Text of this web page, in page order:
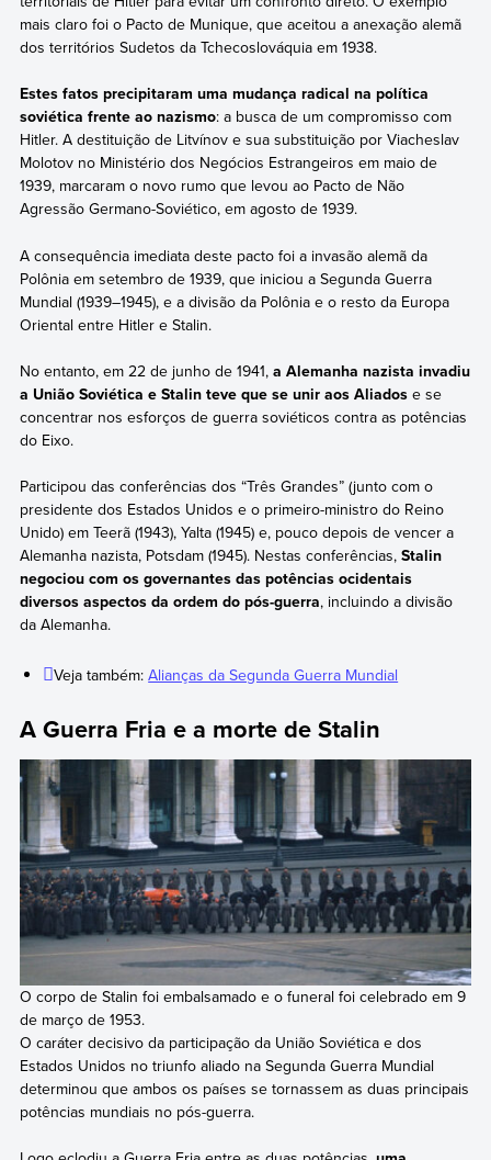
mais claro foi o Pacto de Munique, que aceitou a anexação alemã
dos territórios Sudetos da Tchecoslováquia em 1938.
Estes fatos precipitaram uma mudança radical na política
soviética frente ao nazismo: a busca de um compromisso com
Hitler. A destituição de Litvínov e sua substituição por Viacheslav
Molotov no Ministério dos Negócios Estrangeiros em maio de
1939, marcaram o novo rumo que levou ao Pacto de Não
Agressão Germano-Soviético, em agosto de 1939.
A consequência imediata deste pacto foi a invasão alemã da
Polônia em setembro de 1939, que iniciou a Segunda Guerra
Mundial (1939–1945), e a divisão da Polônia e o resto da Europa
Oriental entre Hitler e Stalin.
No entanto, em 22 de junho de 1941, a Alemanha nazista invadiu
a União Soviética e Stalin teve que se unir aos Aliadose se
concentrar nos esforços de guerra soviéticos contra as potências
do Eixo.
Participou das conferências dos “Três Grandes” (junto com o
presidente dos Estados Unidos e o primeiro-ministro do Reino
Unido) em Teerã (1943), Yalta (1945) e, pouco depois de vencer a
Alemanha nazista, Potsdam (1945). Nestas conferências, Stalin
negociou com os governantes das potências ocidentais
diversos aspectos da ordem do pós-guerra, incluindo a divisão
da Alemanha.
Veja também:Alianças da Segunda Guerra Mundial
A Guerra Fria e a morte de Stalin
O corpo de Stalin foi embalsamado e o funeral foi celebrado em 9
de março de 1953.
O caráter decisivo da participação da União Soviética e dos
Estados Unidos no triunfo aliado na Segunda Guerra Mundial
determinou que ambos os países se tornassem as duas principais
potências mundiais no pós-guerra.